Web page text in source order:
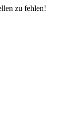
zu fehlen!